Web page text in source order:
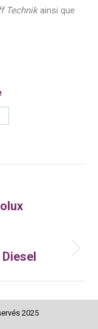
Technikainsi que
2025